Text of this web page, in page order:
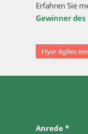
Erfahren Sie
Gewinner
Flyer Agiles
Anrede *